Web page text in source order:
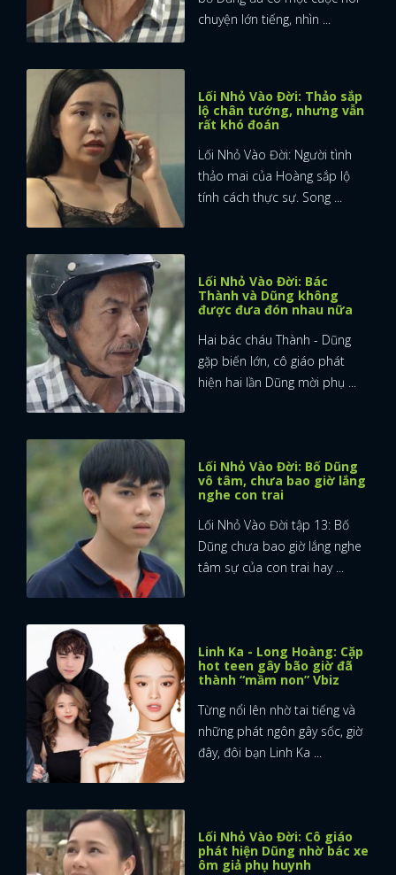
chuyện lớn tiếng, nhìn ...
Lối Nhỏ Vào Đời: Thảo sắp
lộ chân tướng, nhưng vẫn
rất khó đoán
Lối Nhỏ Vào Đời: Người tình
thảo mai của Hoàng sắp lộ
tính cách thực sự. Song ...
Lối Nhỏ Vào Đời: Bác
Thành và Dũng không
được đưa đón nhau nữa
Hai bác cháu Thành - Dũng
gặp biến lớn, cô giáo phát
hiện hai lần Dũng mời phụ ...
Lối Nhỏ Vào Đời: Bố Dũng
vô tâm, chưa bao giờ lắng
nghe con trai
Lối Nhỏ Vào Đời tập 13: Bố
Dũng chưa bao giờ lắng nghe
tâm sự của con trai hay ...
Linh Ka - Long Hoàng: Cặp
hot teen gây bão giờ đã
thành “mầm non” Vbiz
Từng nổi lên nhờ tai tiếng và
những phát ngôn gây sốc, giờ
đây, đôi bạn Linh Ka ...
Lối Nhỏ Vào Đời: Cô giáo
phát hiện Dũng nhờ bác xe
ôm giả phụ huynh